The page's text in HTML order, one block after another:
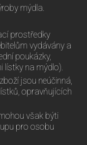
mýdla.
prostředky
vydávány a
poukázky,
na mýdlo).
jsou neúčinná,
opravňujících
však býti
pro osobu